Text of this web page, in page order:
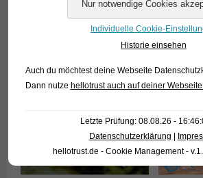
Individuelle Cookie-
Historie einsehen
Auch du möchtest deine Webseite
Dann nutze hellotrust auch auf deiner
Letzte Prüfung: 08.08.26 -
Datenschutzerklärung
hellotrust.de - Cookie Management -